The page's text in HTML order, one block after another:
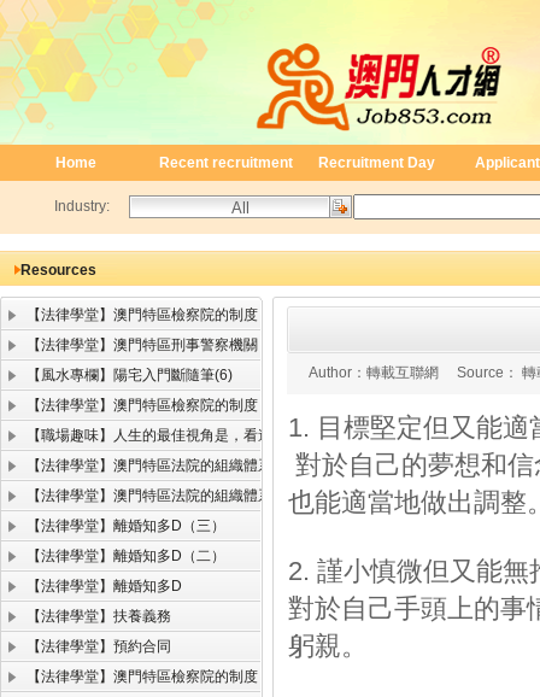
Home Recent recruitment Recruitment Day
Industry:
Resources
【法律學堂】澳門特區檢察院的制度
【法律學堂】澳門特區刑事警察機關
【風水專欄】陽宅入門斷隨筆(6)
【法律學堂】澳門特區檢察院的制度
【職場趣味】人生的最佳視角是，看遠顧近
【法律學堂】澳門特區法院的組織體系（二）
【法律學堂】澳門特區法院的組織體系（一）
【法律學堂】離婚知多D（三）
【法律學堂】離婚知多D（二）
【法律學堂】離婚知多D
【法律學堂】扶養義務
【法律學堂】預約合同
【法律學堂】澳門特區檢察院的制度
Author： 轉載互聯網 Source： 轉
1. 目標堅定但又能適
對於自己的夢想和
也能適當地做出調整
2. 謹小慎微但又能無
對於自己手頭上的事
躬親。